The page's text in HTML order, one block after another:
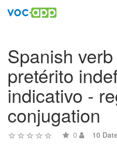
Spanish
pretérito
indicativo -
conjugation
0 10